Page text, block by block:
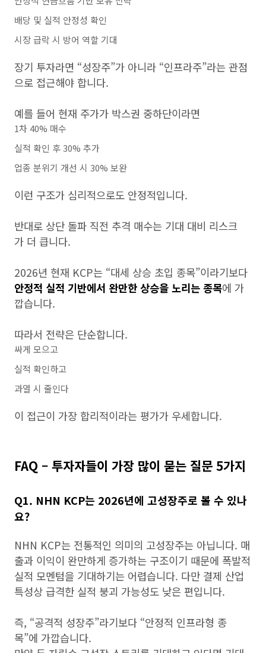
배당 및 실적 안정성 확인
시장 급락 시 방어 역할 기대
장기 투자라면 “성장주”가 아니라 “인프라주”라는 관점
으로 접근해야 합니다.
예를 들어 현재 주가가 박스권 중하단이라면
1차 40% 매수
실적 확인 후 30% 추가
업종 분위기 개선 시 30% 보완
이런 구조가 심리적으로도 안정적입니다.
반대로 상단 돌파 직전 추격 매수는 기대 대비 리스크
가 더 큽니다.
2026년 현재 KCP는 “대세 상승 초입 종목”이라기보다
안정적 실적 기반에서 완만한 상승을 노리는 종목에 가
깝습니다.
따라서 전략은 단순합니다.
싸게 모으고
실적 확인하고
과열 시 줄인다
이 접근이 가장 합리적이라는 평가가 우세합니다.
FAQ – 투자자들이 가장 많이 묻는 질문 5가지
Q1. NHN KCP는 2026년에 고성장주로 볼 수 있나
요?
NHN KCP는 전통적인 의미의 고성장주는 아닙니다. 매
출과 이익이 완만하게 증가하는 구조이기 때문에 폭발적
실적 모멘텀을 기대하기는 어렵습니다. 다만 결제 산업
특성상 급격한 실적 붕괴 가능성도 낮은 편입니다.
즉, “공격적 성장주”라기보다 “안정적 인프라형 종
목”에 가깝습니다.